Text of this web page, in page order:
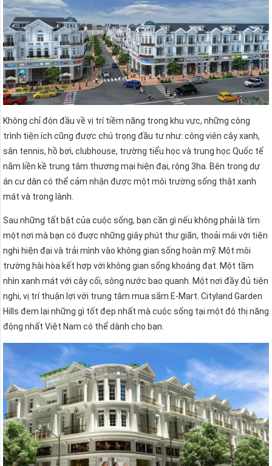
Không chỉ đón đầu về vị trí tiềm năng trong khu vực, những công
trình tiện ích cũng được chú trọng đầu tư như: công viên cây xanh,
sân tennis, hồ bơi, clubhouse, trường tiểu học và trung học Quốc tế
nằm liền kề trung tâm thương mại hiện đại, rộng 3ha. Bên trong dự
án cư dân có thể cảm nhận được một môi trường sống thật xanh
mát và trong lành.
Sau những tất bật của cuộc sống, bạn cần gì nếu không phải là tìm
một nơi mà bạn có đuợc những giây phút thư giãn, thoải mái với tiện
nghi hiện đại và trải mình vào không gian sống hoàn mỹ. Một môi
trường hài hòa kết hợp với không gian sống khoáng đạt. Một tầm
nhìn xanh mát với cây cối, sông nước bao quanh. Một nơi đầy đủ tiện
nghi, vị trí thuận lợi với trung tâm mua sắm E-Mart. Cityland Garden
Hills đem lại những gì tốt đẹp nhất mà cuộc sống tại một đô thị năng
động nhất Việt Nam có thể dành cho bạn.